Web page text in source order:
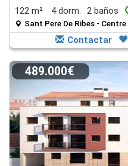
122 m² 4 dorm. 2 baños
Sant Pere De Ribes - Centre
Contactar
489.000€